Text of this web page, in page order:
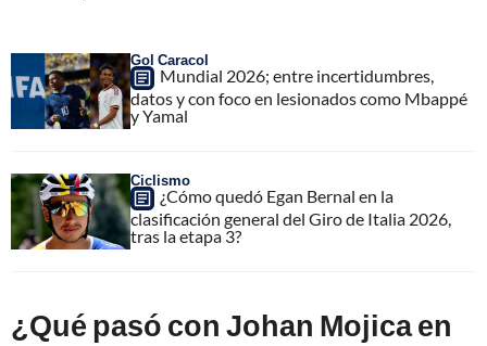
Gol Caracol
Mundial 2026; entre incertidumbres,
datos y con foco en lesionados como Mbappé
y Yamal
Ciclismo
¿Cómo quedó Egan Bernal en la
clasificación general del Giro de Italia 2026,
tras la etapa 3?
¿Qué pasó con Johan Mojica en